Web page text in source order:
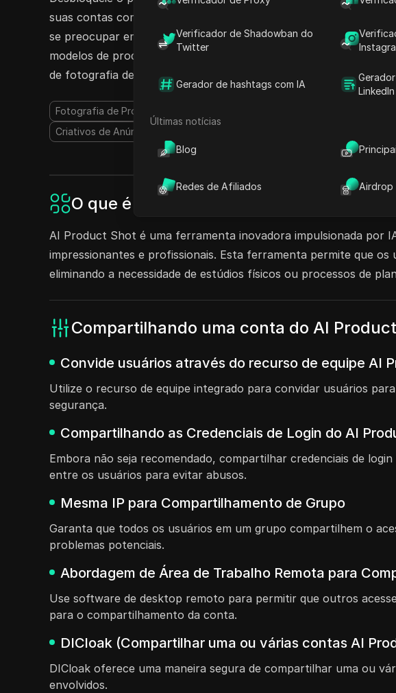
Verificador de Shadowban do
Twitter
Gerador de hashtags com IA
LinkedIn
Últimas notícias
Blog
Redes de Afiliados Airdrop
suas contas compartilháveis entre dispositivos! Aproveite uma
se preocupar em expor suas credenciais ou senhas de conta.
modelos de produtos de IA ou o Scale para 25, compartilhar é
de fotografia de produtos com o AI Product Shot hoje!
Fotografia de Produto com AI
Criativos de Anúncio AI
O que é AI Product Shot?
AI Product Shot é uma ferramenta inovadora impulsionada por
impressionantes e profissionais. Esta ferramenta permite que
eliminando a necessidade de estúdios físicos ou processos de
Compartilhando uma conta do AI
Convide usuários através do recurso de equipe AI
Utilize o recurso de equipe integrado para convidar usuários
segurança.
Compartilhando as Credenciais de Login do AI
Embora não seja recomendado, compartilhar credenciais de
entre os usuários para evitar abusos.
Mesma IP para Compartilhamento de Grupo
Garanta que todos os usuários em um grupo compartilhem o
problemas potenciais.
Abordagem de Área de Trabalho Remota para
Use software de desktop remoto para permitir que outros
para o compartilhamento da conta.
DICloak (Compartilhar uma ou várias contas AI
DICloak oferece uma maneira segura de compartilhar uma ou
envolvidos.